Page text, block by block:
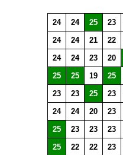
24 24 25 23
24 24 21 22
24 24 23 20
25 25 19 25
23 23 25 23
24 24 20 23
25 23 23 23
25 22 22 23